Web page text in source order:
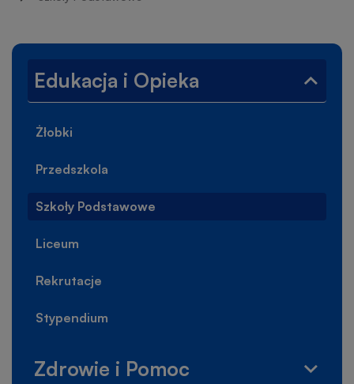
Lewe
menu
Edukacja i Opieka
Zwiń
menu
Żłobki
Przedszkola
Szkoły Podstawowe
Liceum
nowej
Rekrutacje
Stypendium
Zdrowie i Pomoc